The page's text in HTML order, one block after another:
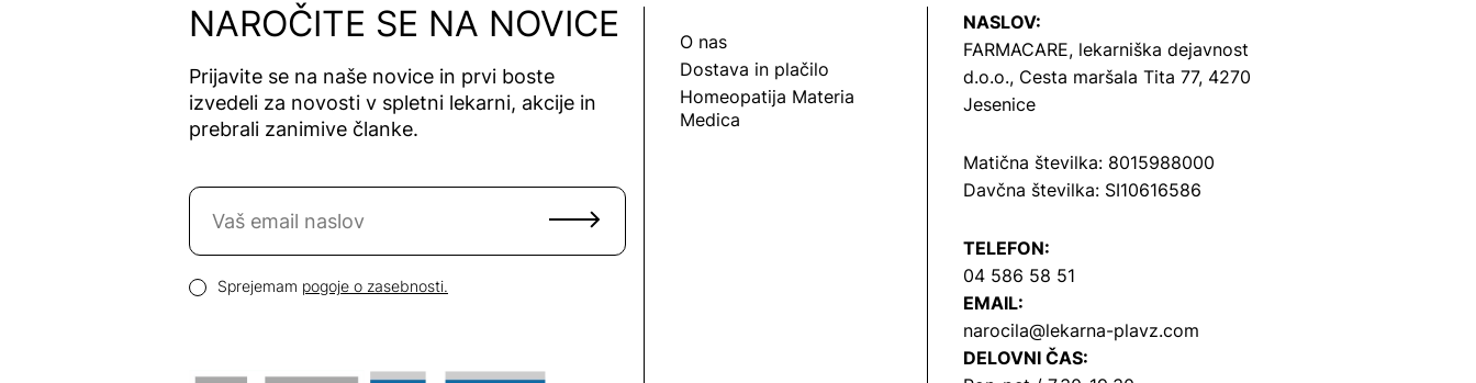
NAROČITE SE NA NOVICE
Prijavite se na naše novice in prvi boste
izvedeli za novosti v spletni lekarni, akcije in
prebrali zanimive članke.
Naročite se na novice
Pogoji zasebnosti
Sprejemam pogoje o zasebnosti.
O nas
Dostava in plačilo
Homeopatija Materia
Medica
NASLOV:
FARMACARE, lekarniška dejavnost
d.o.o., Cesta maršala Tita 77, 4270
Jesenice
Matična številka: 8015988000
Davčna številka: SI10616586
TELEFON:
04 586 58 51
EMAIL:
narocila@lekarna-plavz.com
DELOVNI ČAS: